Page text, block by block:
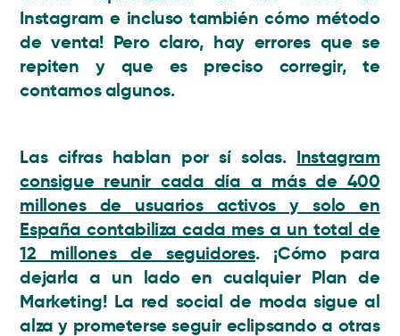
Instagram e incluso también cómo método
de venta!Pero claro, hay errores que se
repiten y que es preciso corregir, te
contamos algunos.
Las cifras hablan por sí solas. Instagram
consigue reunir cada día a más de 400
millones de usuarios activos y solo en
España contabiliza cada mes a un total de
12 millones de seguidores. ¡Cómo para
dejarla a un lado en cualquier Plan de
Marketing! La red social de moda sigue al
alza y prometerse seguir eclipsando a otras